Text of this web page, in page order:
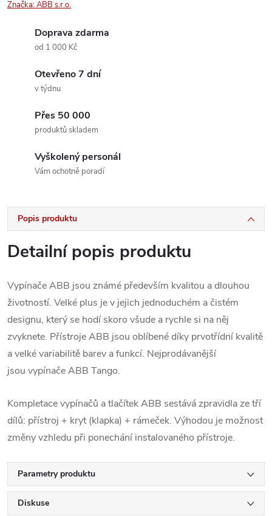
Značka:ABB s.r.o.
Doprava zdarma
od 1 000 Kč
Otevřeno 7 dní
v týdnu
Přes 50 000
produktů skladem
Vyškolený personál
Vám ochotně poradí
Popis produktu
Detailní popis produktu
Vypínače ABB jsou známé především kvalitou a dlouhou
životností. Velké plus je v jejich jednoduchém a čistém
designu, který se hodí skoro všude a rychle si na něj
zvyknete. Přístroje ABB jsou oblíbené díky prvotřídní kvalitě
a velké variabilitě barev a funkcí. Nejprodávanější
jsou vypínače ABB Tango.
Kompletace vypínačů a tlačítek ABB sestává zpravidla ze tří
dílů: přístroj + kryt (klapka) + rámeček. Výhodou je možnost
změny vzhledu při ponechání instalovaného přístroje.
Parametry produktu
Diskuse